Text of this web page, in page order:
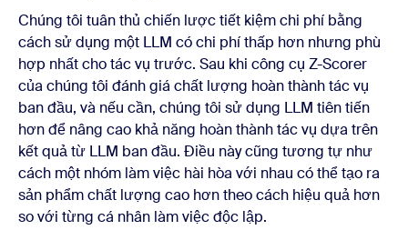
Chúng tôi tuân thủ chiến lược tiết kiệm chi phí bằng
cách sử dụng một LLM có chi phí thấp hơn nhưng phù
hợp nhất cho tác vụ trước. Sau khi công cụ Z-Scorer
của chúng tôi đánh giá chất lượng hoàn thành tác vụ
ban đầu, và nếu cần, chúng tôi sử dụng LLM tiên tiến
hơn để nâng cao khả năng hoàn thành tác vụ dựa trên
kết quả từ LLM ban đầu. Điều này cũng tương tự như
cách một nhóm làm việc hài hòa với nhau có thể tạo ra
sản phẩm chất lượng cao hơn theo cách hiệu quả hơn
so với từng cá nhân làm việc độc lập.